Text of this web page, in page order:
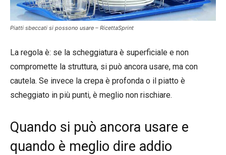
Piatti sbeccati si possono usare – RicettaSprint
La regola è: se la scheggiatura è superficiale e non
compromette la struttura, si può ancora usare, ma con
cautela. Se invece la crepa è profonda o il piatto è
scheggiato in più punti, è meglio non rischiare.
Quando si può ancora usare e
quando è meglio dire addio